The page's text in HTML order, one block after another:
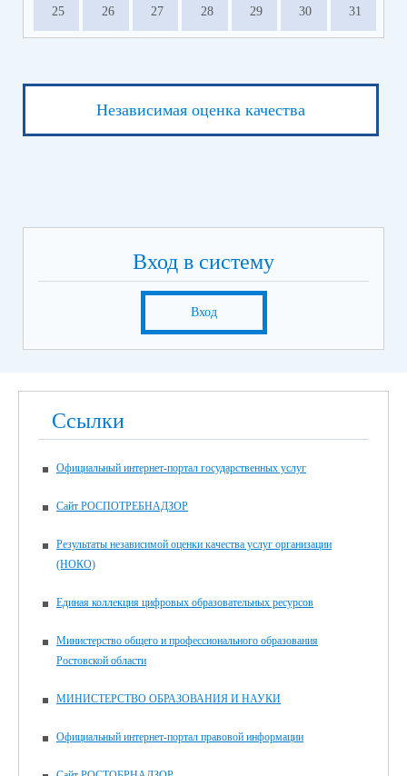
25 26 27 28 29 30 31
Независимая оценка качества
Вход в систему
Вход
Ссылки
Официальный интернет-портал государственных услуг
Сайт РОСПОТРЕБНАДЗОР
Результаты независимой оценки качества услуг организации
(НОКО)
Единая коллекция цифровых образовательных ресурсов
Министерство общего и профессионального образования
Ростовской области
МИНИСТЕРСТВО ОБРАЗОВАНИЯ И НАУКИ
Официальный интернет-портал правовой информации